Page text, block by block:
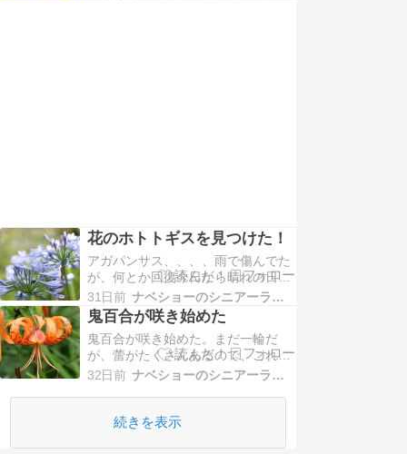
花のホトトギスを見つけた！
アガパンサス、、、、雨で傷んでた
が、何とか回復今日から晴れの日が
続く、、という天気予報だが、、、
空は雲が多くて、蒸し暑い日
中、、、気温は２８℃富士山は見え
ず、、、明日は晴れるそうなので、
久々の富士山が見えるかも、、、途
中の道端、、、、ホトトギスの大き
31日前 ナベショーのシニアーライフP８０
鬼百合が咲き始めた
鬼百合が咲き始めた。まだ一輪だ
が、蕾がたくさんあるので、これか
ら楽しみです。明日から晴れの日が
路いっぱいに生えた雑草を引いた。
32日前 ナベショーのシニアーライフP８０
続きを表示